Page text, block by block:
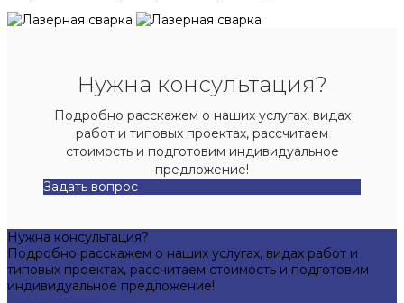
Нужна консультация?
Подробно расскажем о наших услугах, видах
работ и типовых проектах, рассчитаем
стоимость и подготовим индивидуальное
предложение!
Задать вопрос
Нужна консультация?
Подробно расскажем о наших услугах, видах работ и
типовых проектах, рассчитаем стоимость и подготовим
индивидуальное предложение!